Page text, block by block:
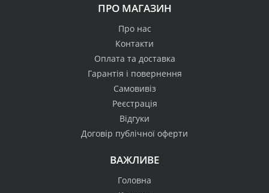
ПРО МАГАЗИН
Про нас
Контакти
Оплата та доставка
Гарантія і повернення
Самовивіз
Реєстрація
Відгуки
Договір публічної оферти
ВАЖЛИВЕ
Головна